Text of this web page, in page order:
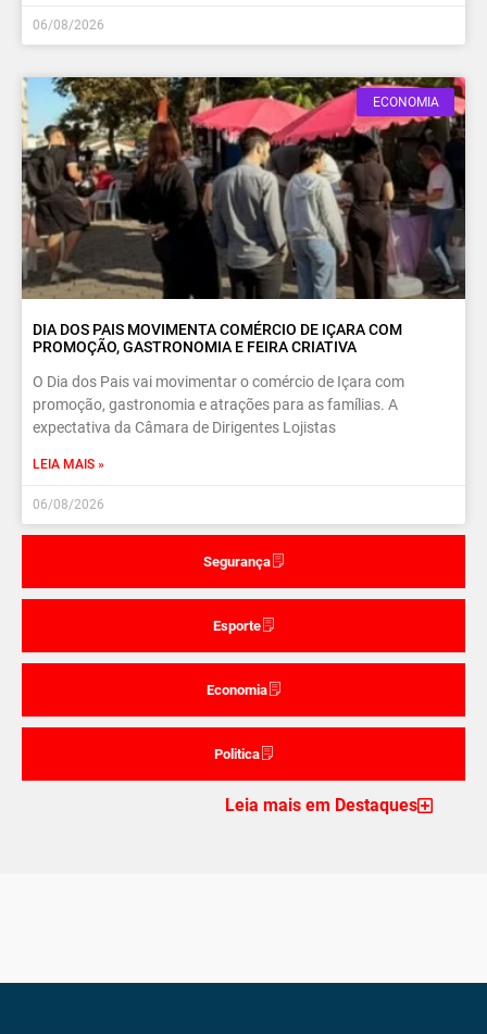
Segurança
Esporte
Economia
Politica
06/08/2026
ECONOMIA
DIA DOS PAIS MOVIMENTA COMÉRCIO DE IÇARA COM
PROMOÇÃO, GASTRONOMIA E FEIRA CRIATIVA
O Dia dos Pais vai movimentar o comércio de Içara com
promoção, gastronomia e atrações para as famílias. A
expectativa da Câmara de Dirigentes Lojistas
LEIA MAIS »
06/08/2026
Leia mais em Destaques